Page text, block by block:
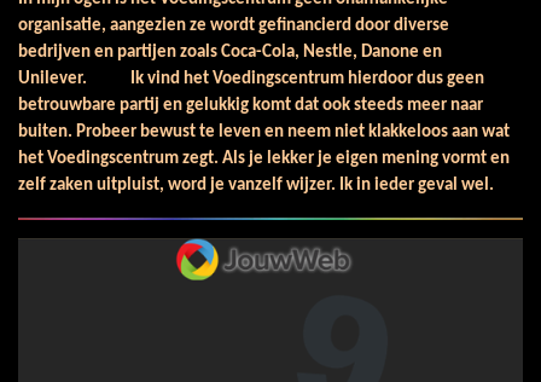
organisatie, aangezien ze wordt gefinancierd door diverse
bedrijven en partijen zoals Coca-Cola, Nestle, Danone en
Unilever. Ik vind het Voedingscentrum hierdoor dus geen
betrouwbare partij en gelukkig komt dat ook steeds meer naar
buiten. Probeer bewust te leven en neem niet klakkeloos aan wat
het Voedingscentrum zegt. Als je lekker je eigen mening vormt en
zelf zaken uitpluist, word je vanzelf wijzer. Ik in ieder geval wel.